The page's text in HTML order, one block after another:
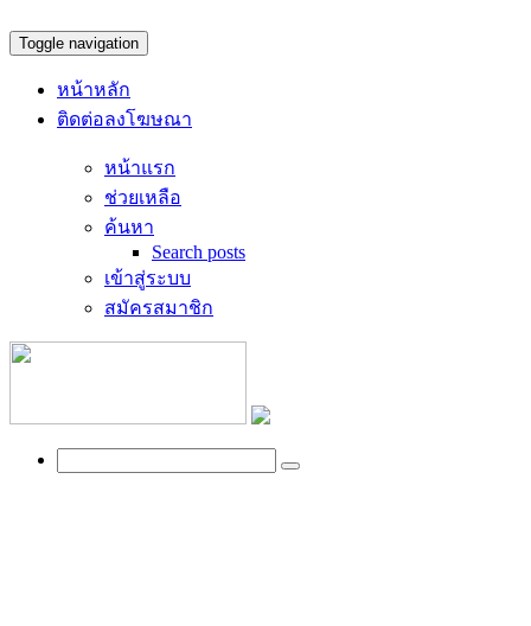
Toggle navigation
หน้าหลัก
ติดต่อลงโฆษณา
หน้าแรก
ช่วยเหลือ
ค้นหา
Search posts
เข้าสู่ระบบ
สมัครสมาชิก